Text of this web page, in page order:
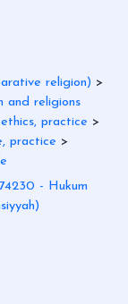
religion) >
and religions
practice >
practice >
74230 - Hukum